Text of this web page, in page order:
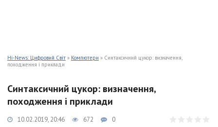
Hi-News: Цифровий Світ » Компютери » Синтаксичний цукор: визначення,
походження і приклади
Синтаксичний цукор: визначення,
походження і приклади
10.02.2019, 20:46 672 0